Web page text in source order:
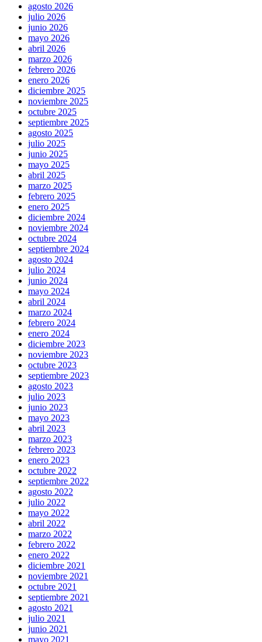
agosto 2026
julio 2026
junio 2026
mayo 2026
abril 2026
marzo 2026
febrero 2026
enero 2026
diciembre 2025
noviembre 2025
octubre 2025
septiembre 2025
agosto 2025
julio 2025
junio 2025
mayo 2025
abril 2025
marzo 2025
febrero 2025
enero 2025
diciembre 2024
noviembre 2024
octubre 2024
septiembre 2024
agosto 2024
julio 2024
junio 2024
mayo 2024
abril 2024
marzo 2024
febrero 2024
enero 2024
diciembre 2023
noviembre 2023
octubre 2023
septiembre 2023
agosto 2023
julio 2023
junio 2023
mayo 2023
abril 2023
marzo 2023
febrero 2023
enero 2023
octubre 2022
septiembre 2022
agosto 2022
julio 2022
mayo 2022
abril 2022
marzo 2022
febrero 2022
enero 2022
diciembre 2021
noviembre 2021
octubre 2021
septiembre 2021
agosto 2021
julio 2021
junio 2021
mayo 2021